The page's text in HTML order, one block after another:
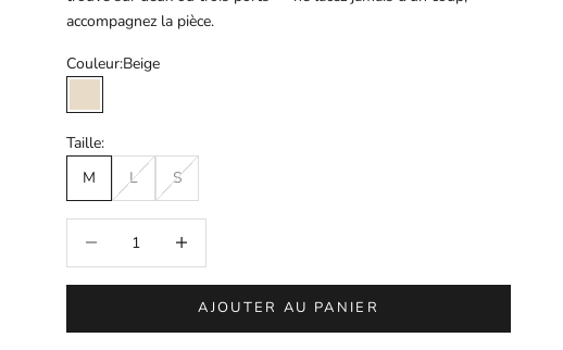
accompagnez la pièce.
Couleur:Beige
Beige
Taille:
M
L S
AJOUTER AU PANIER